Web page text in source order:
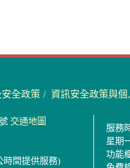
安全政策 資訊安全政策與
交通地圖
時間提供服務)
服務
星期
功能